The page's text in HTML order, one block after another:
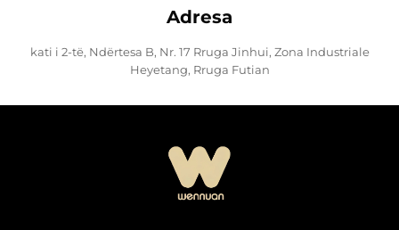
Adresa
kati i 2-të, Ndërtesa B, Nr. 17 Rruga Jinhui, Zona Industriale
Heyetang, Rruga Futian